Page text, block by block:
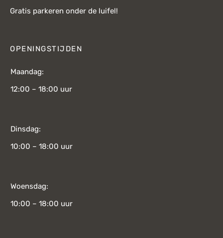
Gratis parkeren onder de luifel!
OPENINGSTIJDEN
Maandag:
12:00 – 18:00 uur
Dinsdag:
10:00 – 18:00 uur
Woensdag:
10:00 – 18:00 uur